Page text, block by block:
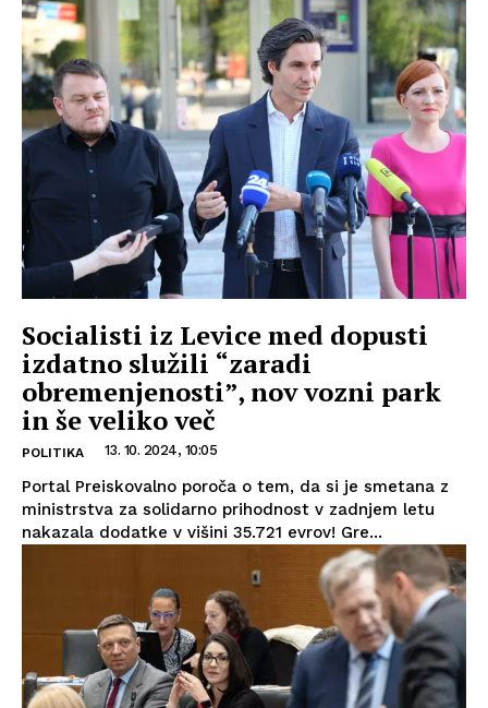
Socialisti iz Levice med dopusti
izdatno služili “zaradi
obremenjenosti”, nov vozni park
in še veliko več
POLITIKA 13. 10. 2024, 10:05
Portal Preiskovalno poroča o tem, da si je smetana z
ministrstva za solidarno prihodnost v zadnjem letu
nakazala dodatke v višini 35.721 evrov! Gre...